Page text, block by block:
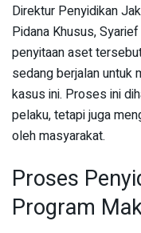
Direktur Penyidikan
Pidana Khusus,
penyitaan aset
sedang berjalan untuk
kasus ini. Proses ini
pelaku, tetapi juga
oleh masyarakat.
Proses
Program